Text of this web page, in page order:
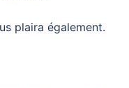
plaira également.